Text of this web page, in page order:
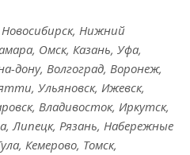
Нижний
Омск, Казань, Уфа,
дону, Волгоград, Воронеж,
Ульяновск, Ижевск,
Владивосток, Иркутск,
Липецк, Рязань, Набережные
Кемерово, Томск,